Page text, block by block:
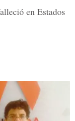
en Estados